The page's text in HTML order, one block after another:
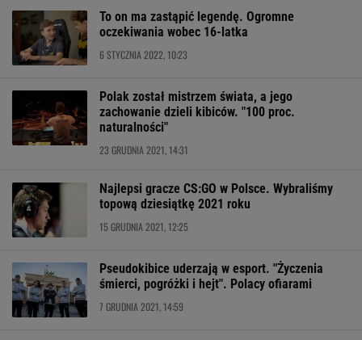
To on ma zastąpić legendę. Ogromne
oczekiwania wobec 16-latka
6 STYCZNIA 2022, 10:23
Polak został mistrzem świata, a jego
zachowanie dzieli kibiców. "100 proc.
naturalności"
23 GRUDNIA 2021, 14:31
Najlepsi gracze CS:GO w Polsce. Wybraliśmy
topową dziesiątkę 2021 roku
15 GRUDNIA 2021, 12:25
Pseudokibice uderzają w esport. "Życzenia
śmierci, pogróżki i hejt". Polacy ofiarami
7 GRUDNIA 2021, 14:59